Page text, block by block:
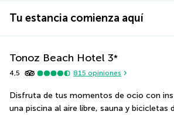
Tu estancia comienza aquí
Tonoz Beach Hotel 3*
4,5 815 opiniones
Disfruta de tus momentos de ocio con
una piscina al aire libre, sauna y bicicletas